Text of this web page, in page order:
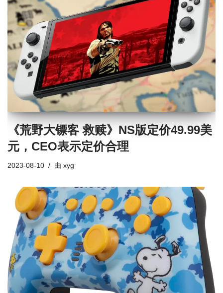
《荒野大镖客 救赎》NS版定价49.99美
元，CEO表示定价合理
2023-08-10 由 xyg